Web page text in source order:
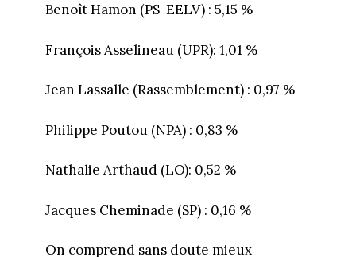
Benoît Hamon (PS-EELV) : 5,15 %
François Asselineau (UPR): 1,01 %
Jean Lassalle (Rassemblement) : 0,97 %
Philippe Poutou (NPA) : 0,83 %
Nathalie Arthaud (LO): 0,52 %
Jacques Cheminade (SP) : 0,16 %
On comprend sans doute mieux